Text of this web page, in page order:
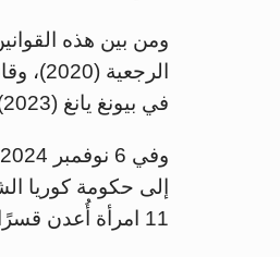
في بيونغ يانغ (2023).
11 امرأة أُعدن قسرًا من الصين.